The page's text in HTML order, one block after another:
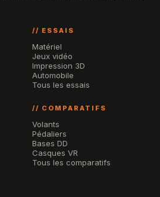
// ESSAIS
Matériel
Jeux vidéo
Impression 3D
Automobile
Tous les essais
// COMPARATIFS
Volants
Pédaliers
Bases DD
Casques VR
Tous les comparatifs